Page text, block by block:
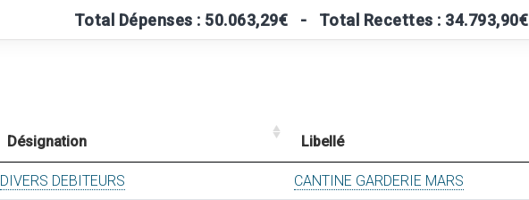
Total Dépenses : 50.063,29€ - Total Recettes : 34.793,90€
Désignation
Libellé
DIVERS DEBITEURS CANTINE GARDERIE MARS